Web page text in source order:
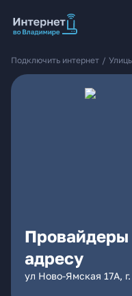
Подключить интернет /
адресу
ул Ново-Ямская 17А,